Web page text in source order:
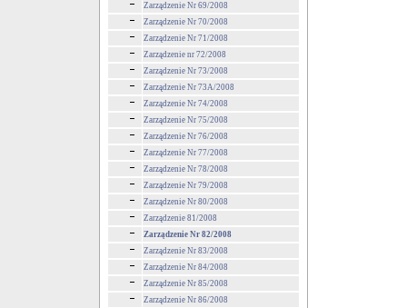
Zarządzenie Nr 69/2008
Zarządzenie Nr 70/2008
Zarządzenie Nr 71/2008
Zarządzenie nr 72/2008
Zarządzenie Nr 73/2008
Zarządzenie Nr 73A/2008
Zarządzenie Nr 74/2008
Zarządzenie Nr 75/2008
Zarządzenie Nr 76/2008
Zarządzenie Nr 77/2008
Zarządzenie Nr 78/2008
Zarządzenie Nr 79/2008
Zarządzenie Nr 80/2008
Zarządzenie 81/2008
Zarządzenie Nr 82/2008
Zarządzenie Nr 83/2008
Zarządzenie Nr 84/2008
Zarządzenie Nr 85/2008
Zarządzenie Nr 86/2008